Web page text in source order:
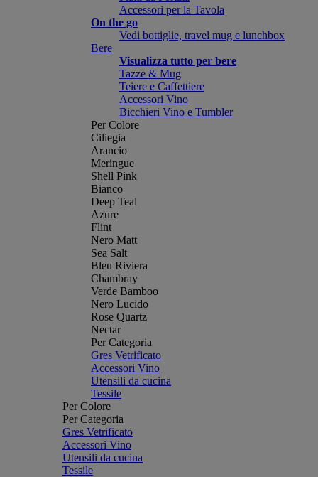
Accessori per la Tavola
On the go
Vedi bottiglie, travel mug e lunchbox
Bere
Visualizza tutto per bere
Tazze & Mug
Teiere e Caffettiere
Accessori Vino
Bicchieri Vino e Tumbler
Per Colore
Ciliegia
Arancio
Meringue
Shell Pink
Bianco
Deep Teal
Azure
Flint
Nero Matt
Sea Salt
Bleu Riviera
Chambray
Verde Bamboo
Nero Lucido
Rose Quartz
Nectar
Per Categoria
Gres Vetrificato
Accessori Vino
Utensili da cucina
Tessile
Per Colore
Per Categoria
Gres Vetrificato
Accessori Vino
Utensili da cucina
Tessile